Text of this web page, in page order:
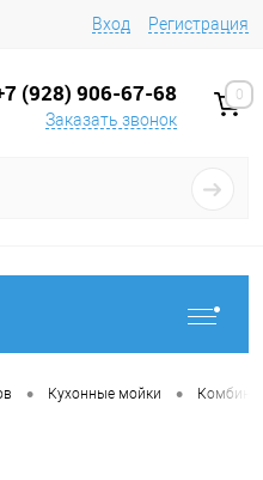
Вход Регистрация
(928) 906-67-68
Заказать звонок
0
• Кухонные мойки •